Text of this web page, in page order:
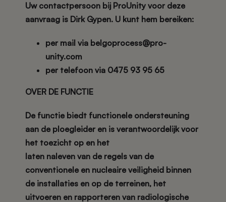
Uw contactpersoon bij ProUnity voor deze
aanvraag is Dirk Gypen. U kunt hem bereiken:
per mail via belgoprocess@pro-
unity.com
per telefoon via 0475 93 95 65
OVER DE FUNCTIE
De functie biedt functionele ondersteuning
aan de ploegleider en is verantwoordelijk voor
het toezicht op en het
laten naleven van de regels van de
conventionele en nucleaire veiligheid binnen
de installaties en op de terreinen, het
uitvoeren en rapporteren van radiologische